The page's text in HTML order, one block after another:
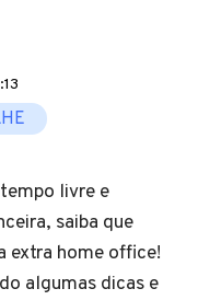
livre e
saiba que
extra home office!
algumas dicas e